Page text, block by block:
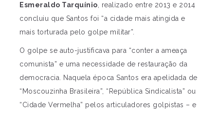
Esmeraldo Tarquínio , realizado entre 2013 e 2014
concluiu que Santos foi “a cidade mais atingida e
mais torturada pelo golpe militar”.
O golpe se auto-justificava para “conter a ameaça
comunista” e uma necessidade de restauração da
democracia. Naquela época Santos era apelidada de
“Moscouzinha Brasileira”, “República Sindicalista” ou
“Cidade Vermelha” pelos articuladores golpistas – e